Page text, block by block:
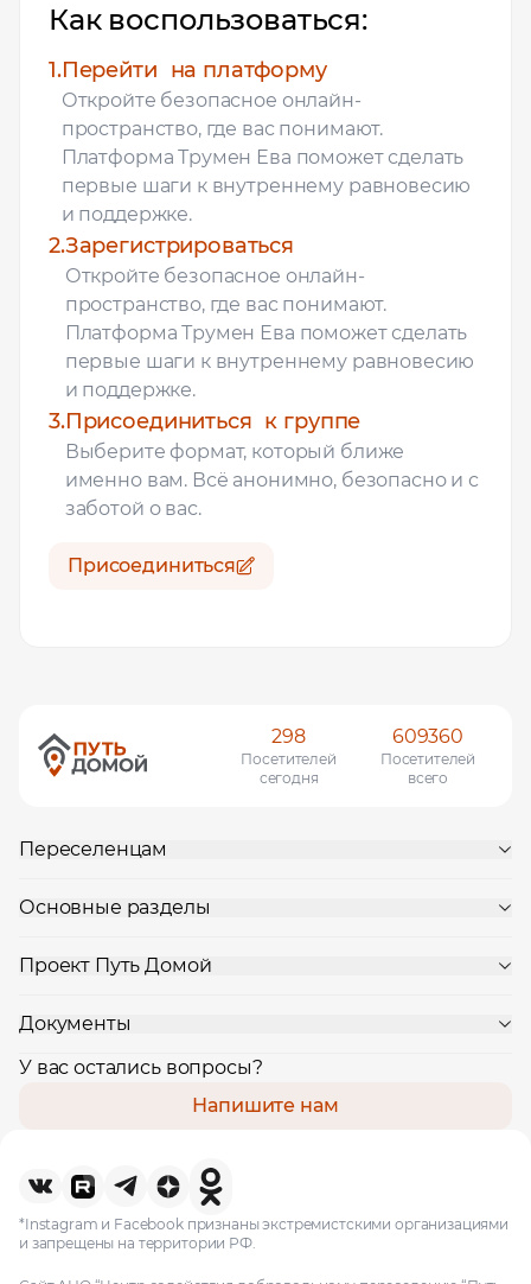
Как воспользоваться:
1.Перейти на платформу
Откройте безопасное онлайн-
пространство, где вас понимают.
Платформа Трумен Ева поможет сделать
первые шаги к внутреннему равновесию
и поддержке.
2.Зарегистрироваться
Откройте безопасное онлайн-
пространство, где вас понимают.
Платформа Трумен Ева поможет сделать
первые шаги к внутреннему равновесию
и поддержке.
3.Присоединиться к группе
Выберите формат, который ближе
именно вам. Всё анонимно, безопасно и с
заботой о вас.
Присоединиться
298
Посетителей
сегодня
609360
Посетителей
всего
Переселенцам
Основные разделы
Проект Путь Домой
Документы
У вас остались вопросы?
Напишите нам
*Instagram и Facebook признаны экстремистскими организациями
и запрещены на территории РФ.